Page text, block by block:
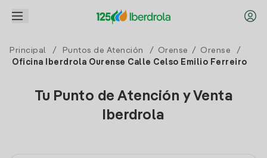
Principal / Puntos de Atención / Orense / Orense
/
Oficina Iberdrola Ourense Calle Celso Emilio Ferreiro
Tu Punto de Atención y Venta
Iberdrola